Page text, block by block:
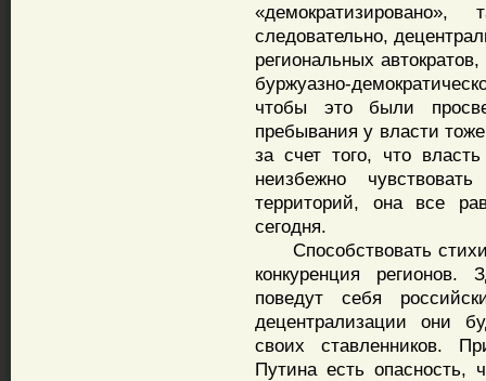
следовательно,
региональных
буржуазно-
чтобы это были
пребывания у власти
за счет того, что
неизбежно
территорий, она все
сегодня.
Способствовать
конкуренция регионов.
поведут себя
децентрализации они
своих ставленников.
Путина есть опасность,